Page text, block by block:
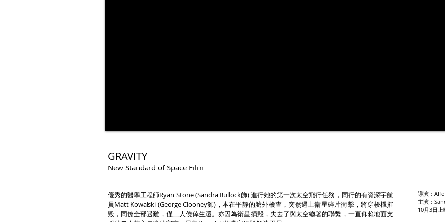
GRAVITY
New Standard of Space Film
優秀的醫學工程師Ryan Stone (Sandra Bullock飾) 進行她的第一次太空飛行任務，同行的有資深宇航
員Matt Kowalski (George Clooney飾)，本在平靜的艙外檢查，突然遇上衛星碎片衝擊，將穿梭機摧
毀，同僚全部遇難，僅二人僥倖生還。亦因為衛星損毁，失去了與太空總署的聯繫，一直仰賴地面支
導演
主演
10月3日上